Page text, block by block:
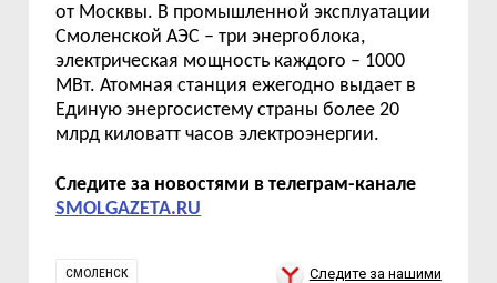
от Москвы. В промышленной эксплуатации
Смоленской АЭС – три энергоблока,
электрическая мощность каждого – 1000
МВт. Атомная станция ежегодно выдает в
Единую энергосистему страны более 20
млрд киловатт часов электроэнергии.
Следите за новостями в телеграм-канале
SMOLGAZETA.RU
СМОЛЕНСК
Следите за нашими